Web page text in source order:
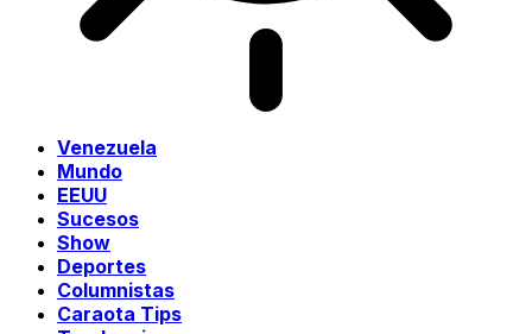
Venezuela
Mundo
EEUU
Sucesos
Show
Deportes
Columnistas
Caraota Tips